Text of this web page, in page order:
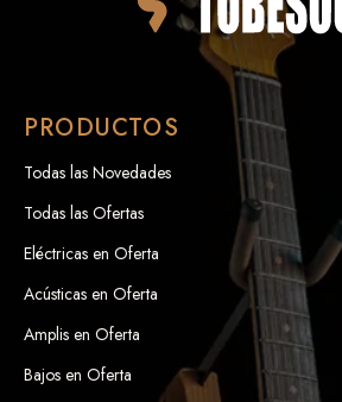
PRODUCTOS
Todas las Novedades
Todas las Ofertas
Eléctricas en Oferta
Acústicas en Oferta
Amplis en Oferta
Bajos en Oferta